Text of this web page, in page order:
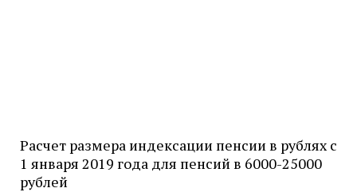
Расчет размера индексации пенсии в рублях с
1 января 2019 года для пенсий в 6000-25000
рублей